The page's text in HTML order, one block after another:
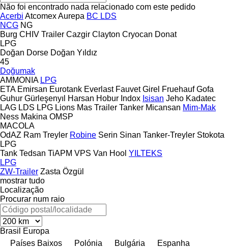
Não foi encontrado nada relacionado com este pedido
Acerbi AtcomexAurepa BC LDS
NCG NG
Burg CHIV Trailer Cazgir Clayton Cryocan Donat
LPG
Doğan Dorse Doğan Yıldız
45
Doğumak
AMMONIA LPG
ETA Emirsan Eurotank Everlast Fauvet Girel Fruehauf Gofa
Guhur Gürleşenyıl Harsan Hobur Indox Isisan Jeho Kadatec
LAG LDS LPG Lions Mas Trailer Tanker Micansan Mim-Mak
Ness Makina OMSP
MACOLA
OdAZ Ram Treyler Robine Serin Sinan Tanker-Treyler Stokota
LPG
Tank Tedsan TiAPM VPS Van Hool YILTEKS
LPG
ZW-Trailer Zasta Özgül
mostrar tudo
Localização
Procurar num raio
Brasil
Europa
Países Baixos
Polónia Bulgária
Espanha